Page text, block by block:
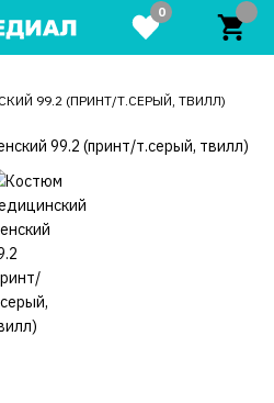
0
99.2 (ПРИНТ/Т.СЕРЫЙ, ТВИЛЛ)